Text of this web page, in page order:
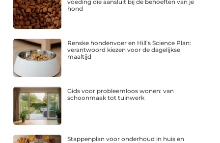
voeding die aansluit bij de behoeften van je
hond
Renske hondenvoer en Hill’s Science Plan:
verantwoord kiezen voor de dagelijkse
maaltijd
Gids voor probleemloos wonen: van
schoonmaak tot tuinwerk
Stappenplan voor onderhoud in huis en